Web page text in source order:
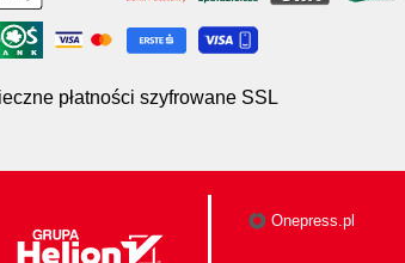
płatności szyfrowane SSL
Onepress.pl